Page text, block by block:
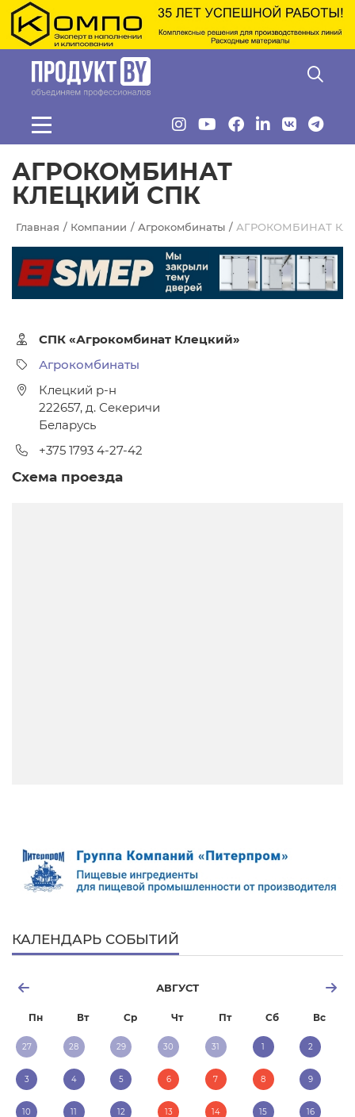
Перейти к основному содержанию
АГРОКОМБИНАТ
КЛЕЦКИЙ СПК
Главная Компании Агрокомбинаты АГРОКОМБИНАТ
СПК «Агрокомбинат Клецкий»
Агрокомбинаты
Клецкий р-н
222657, д. Секеричи
Беларусь
+375 1793 4-27-42
КАЛЕНДАРЬ СОБЫТИЙ
АВГУСТ
Пн Вт Ср Чт Пт Сб Вс
27 28 29 30 31 1 2
3 4 5 6 7 8 9
10 11 12 13 14 15 16